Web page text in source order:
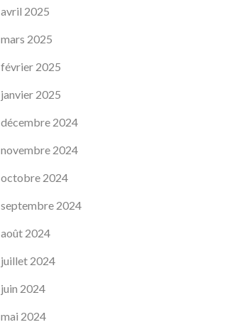
avril 2025
mars 2025
février 2025
janvier 2025
décembre 2024
novembre 2024
octobre 2024
septembre 2024
août 2024
juillet 2024
juin 2024
mai 2024